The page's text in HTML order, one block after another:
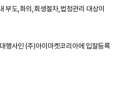
도,화의,회생절차,법정관리 대상이
사인 (주)아이마켓코리아에 입찰등록